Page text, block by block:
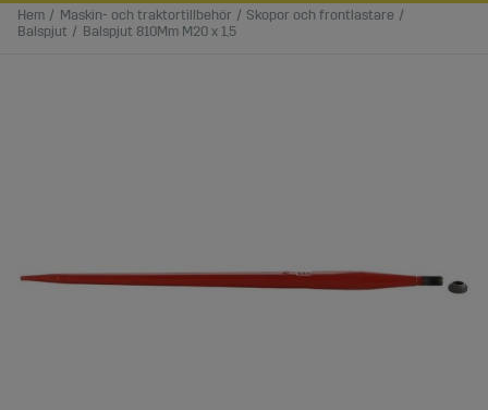
Hem Maskin- och traktortillbehör
Skopor och frontlastare
Balspjut
Balspjut 810Mm M20 x 1,5